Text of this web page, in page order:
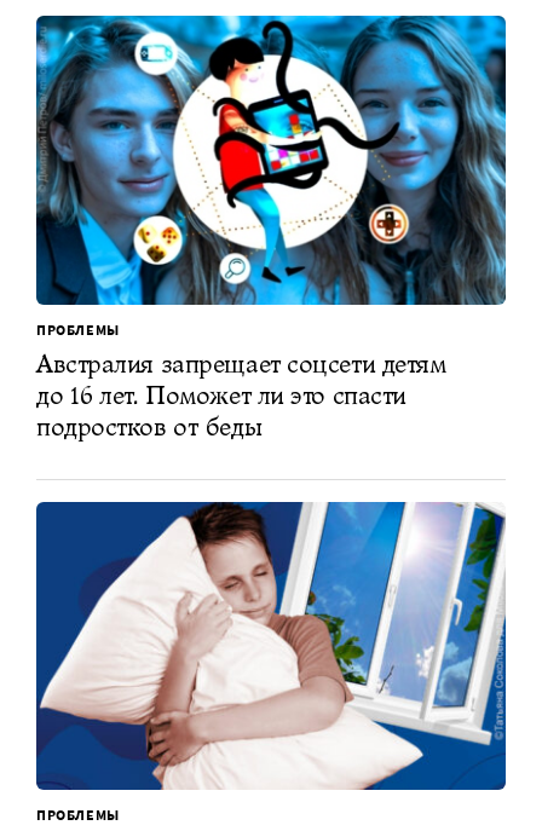
ПРОБЛЕМЫ
Австралия запрещает соцсети детям
до 16 лет. Поможет ли это спасти
подростков от беды
ПРОБЛЕМЫ